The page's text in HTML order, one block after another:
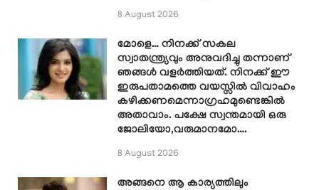
8 August 2026
മോളെ… നിനക്ക് സകല
സ്വാതന്ത്ര്യവും അനുവദിച്ചു തന്നാണ്
ഞങ്ങൾ വളർത്തിയത്. നിനക്ക് ഈ
ഇരുപതാമത്തെ വയസ്സിൽ വിവാഹം
കഴിക്കണമെന്നാഗ്രഹമുണ്ടെങ്കിൽ
അതാവാം. പക്ഷേ സ്വന്തമായി ഒരു
ജോലിയോ,വരുമാനമോ….
8 August 2026
അങ്ങനെ ആ കാര്യത്തിലും